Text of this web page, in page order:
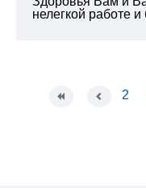
нелегкой работе
2